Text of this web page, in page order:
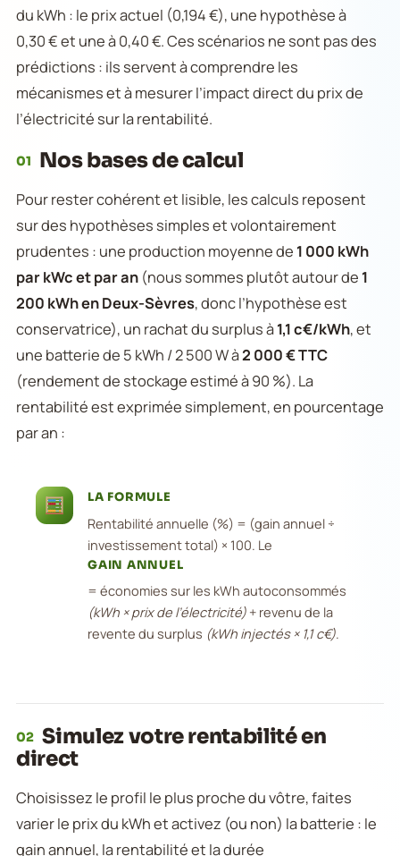
du kWh : le prix actuel (0,194 €), une hypothèse à
0,30 € et une à 0,40 €. Ces scénarios ne sont pas des
prédictions : ils servent à comprendre les
mécanismes et à mesurer l’impact direct du prix de
l’électricité sur la rentabilité.
01 Nos bases de calcul
Pour rester cohérent et lisible, les calculs reposent
sur des hypothèses simples et volontairement
prudentes : une production moyenne de 1 000 kWh
par kWc et par an (nous sommes plutôt autour de 1
200 kWh en Deux-Sèvres, donc l’hypothèse est
conservatrice), un rachat du surplus à1,1 c€/kWh, et
une batterie de 5 kWh / 2 500 W à2 000 € TTC
(rendement de stockage estimé à 90 %). La
rentabilité est exprimée simplement, en pourcentage
par an :
LA FORMULE
Rentabilité annuelle (%) = (gain annuel ÷
investissement total) × 100. Le
GAIN ANNUEL
= économies sur les kWh autoconsommés
(kWh × prix de l’électricité) + revenu de la
revente du surplus (kWh injectés × 1,1 c€).
02 Simulez votre rentabilité en
direct
Choisissez le profil le plus proche du vôtre, faites
varier le prix du kWh et activez (ou non) la batterie : le
gain annuel, la rentabilité et la durée